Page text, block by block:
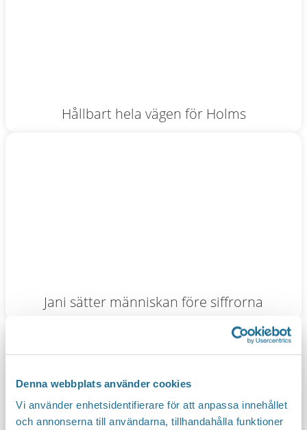
Denna webbplats använder cookies
Vi använder enhetsidentifierare för att anpassa innehållet
och annonserna till användarna, tillhandahålla funktioner
Hållbart hela vägen för Holms
Jani sätter människan före siffrorna